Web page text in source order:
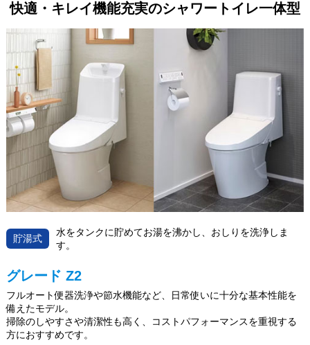
快適・キレイ機能充実のシャワートイレ一体型
貯湯式
水をタンクに貯めてお湯を沸かし、おしりを洗浄しま
す。
グレード Z2
フルオート便器洗浄や節水機能など、日常使いに十分な基本性能を
備えたモデル。
掃除のしやすさや清潔性も高く、コストパフォーマンスを重視する
方におすすめです。